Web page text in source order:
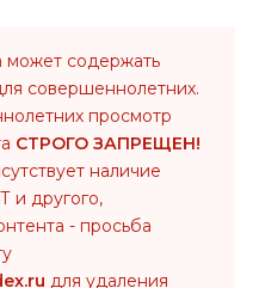
может содержать
совершеннолетних.
просмотр
СТРОГО ЗАПРЕЩЕН!
наличие
и другого,
- просьба
для удаления